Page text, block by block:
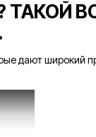
ТАКОЙ
дают широкий